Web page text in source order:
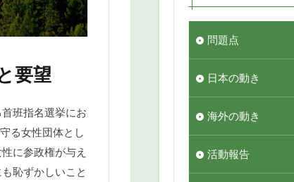
要望
班指名選挙にお
る女性団体とし
に参政権が与え
恥ずかしいこと
問題点
日本の動き
海外の動き
活動報告